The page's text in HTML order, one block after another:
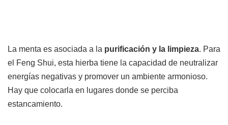
La menta es asociada a la purificación y la limpieza. Para
el Feng Shui, esta hierba tiene la capacidad de neutralizar
energías negativas y promover un ambiente armonioso.
Hay que colocarla en lugares donde se perciba
estancamiento.